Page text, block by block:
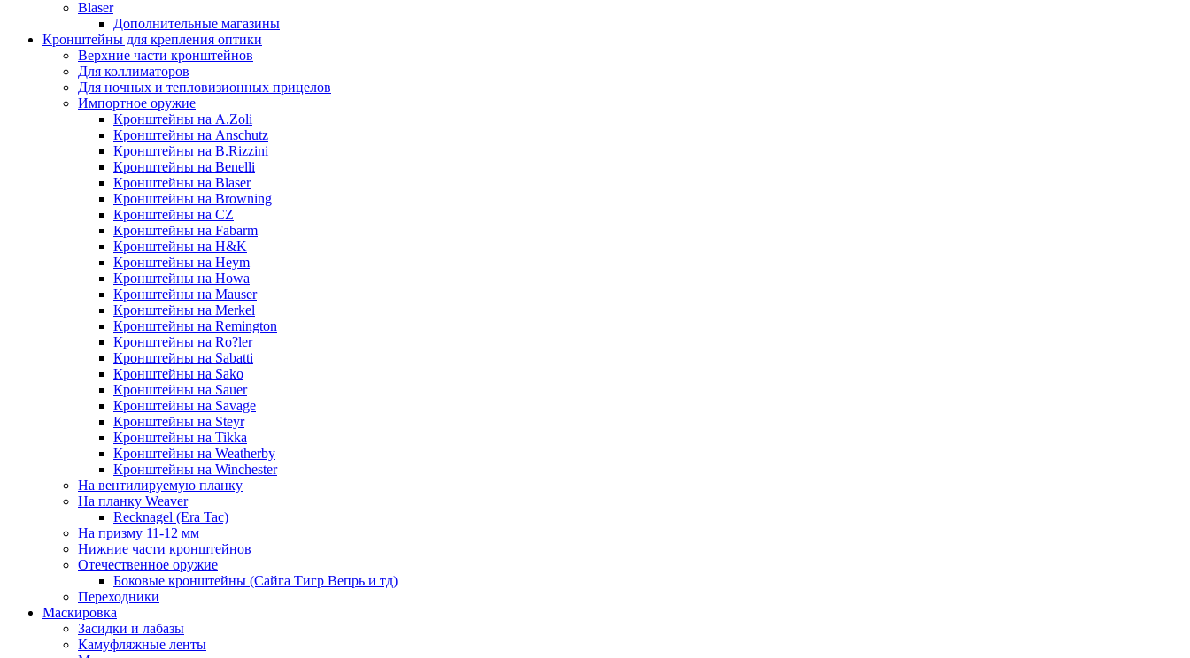
Blaser
Дополнительные магазины
Кронштейны для крепления оптики
Верхние части кронштейнов
Для коллиматоров
Для ночных и тепловизионных прицелов
Импортное оружие
Кронштейны на A.Zoli
Кронштейны на Anschutz
Кронштейны на B.Rizzini
Кронштейны на Benelli
Кронштейны на Blaser
Кронштейны на Browning
Кронштейны на CZ
Кронштейны на Fabarm
Кронштейны на H&K
Кронштейны на Heym
Кронштейны на Howa
Кронштейны на Mauser
Кронштейны на Merkel
Кронштейны на Remington
Кронштейны на Ro?ler
Кронштейны на Sabatti
Кронштейны на Sako
Кронштейны на Sauer
Кронштейны на Savage
Кронштейны на Steyr
Кронштейны на Tikka
Кронштейны на Weatherby
Кронштейны на Winchester
На вентилируемую планку
На планку Weaver
Recknagel (Era Tac)
На призму 11-12 мм
Нижние части кронштейнов
Отечественное оружие
Боковые кронштейны (Сайга Тигр Вепрь и тд)
Переходники
Маскировка
Засидки и лабазы
Камуфляжные ленты